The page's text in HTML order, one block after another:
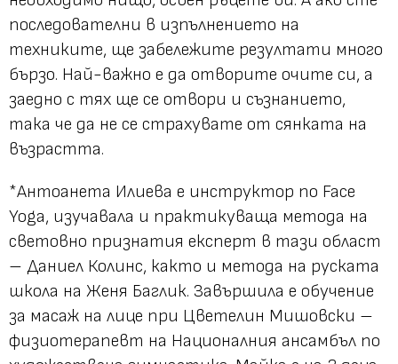
последователни в изпълнението на
техниките, ще забележите резултати много
бързо. Най-важно е да отворите очите си, а
заедно с тях ще се отвори и съзнанието,
така че да не се страхувате от сянката на
възрастта.
*Антоанета Илиева е инструктор по Face
Yoga, изучавала и практикуваща метода на
световно признатия експерт в тази област
– Даниел Колинс, както и метода на руската
школа на Женя Баглик. Завършила е обучение
за масаж на лице при Цветелин Мишовски –
физиотерапевт на Националния ансамбъл по